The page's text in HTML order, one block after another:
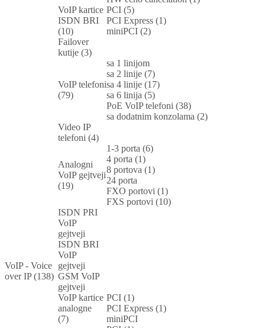
VoIP kartice
ISDN BRI
(10)
PCI (5)
PCI Express (1)
miniPCI (2)
Failover
kutije (3)
VoIP - Voice
over IP (138)
VoIP telefoni
(79)
sa 1 linijom
sa 2 linije (7)
sa 4 linije (17)
sa 6 linija (5)
PoE VoIP telefoni (38)
sa dodatnim konzolama (2)
Video IP
telefoni (4)
Analogni
VoIP gejtveji
(19)
1-3 porta (6)
4 porta (1)
8 portova (1)
24 porta
FXO portovi (1)
FXS portovi (10)
ISDN PRI
VoIP
gejtveji
ISDN BRI
VoIP
gejtveji
GSM VoIP
gejtveji
VoIP kartice
analogne
(7)
PCI (1)
PCI Express (1)
miniPCI